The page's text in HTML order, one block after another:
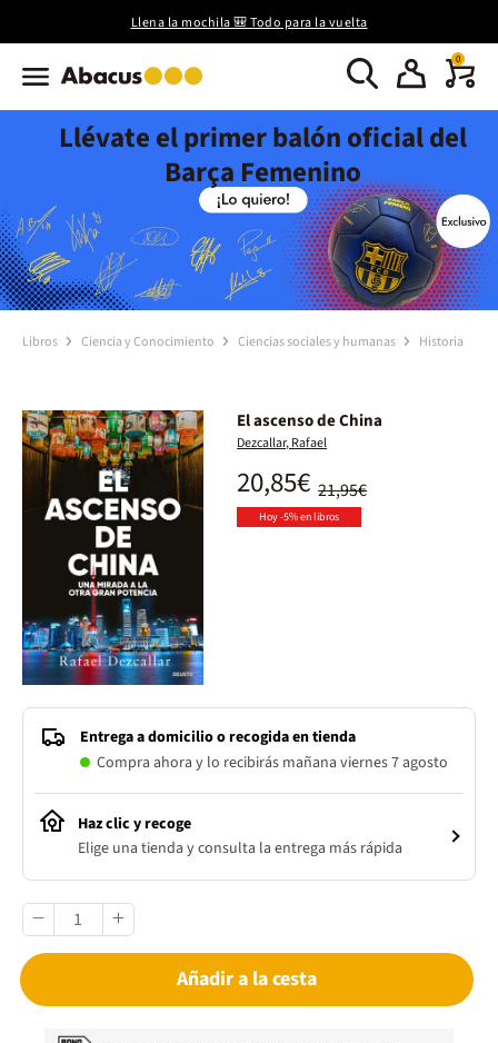
Llena la mochila 🎒 Todo para la vuelta
0
Llévate el primer balón oficial del
Barça Femenino
Libros Ciencia y Conocimiento Ciencias sociales y humanas Historia
El ascenso de China
Dezcallar, Rafael
21,95€
20,85€
Hoy -5% en libros
Entrega a domicilio o recogida en tienda
Compra ahora y lo recibirás mañana viernes 7 agosto
Haz clic y recoge
Elige una tienda y consulta la entrega más rápida
Añadir a la cesta